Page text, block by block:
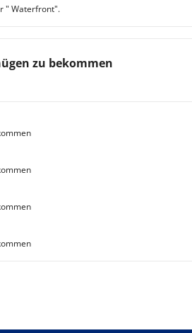
" Waterfront".
zu bekommen